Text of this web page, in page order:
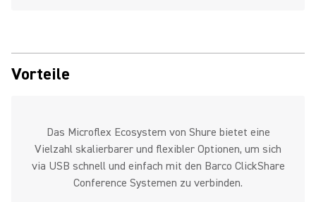
Vorteile
Das Microflex Ecosystem von Shure bietet eine
Vielzahl skalierbarer und flexibler Optionen, um sich
via USB schnell und einfach mit den Barco ClickShare
Conference Systemen zu verbinden.